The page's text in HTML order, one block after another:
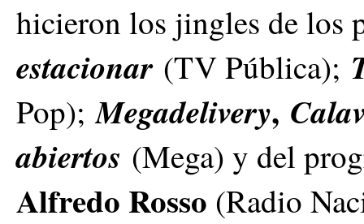
hicieron los jingles de los
estacionar (TV Pública);
Pop);Megadelivery,
abiertos (Mega) y del
Alfredo Rosso (Radio